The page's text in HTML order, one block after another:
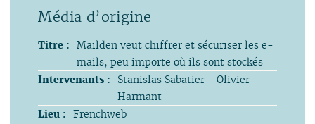
Titre : Mailden veut chiffrer et sécuriser les e-
mails, peu importe où ils sont stockés
Intervenants :
Stanislas Sabatier - Olivier
Harmant
Lieu : Frenchweb